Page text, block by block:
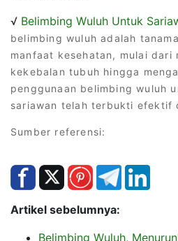
√ Belimbing Wuluh Untuk
belimbing wuluh adalah
manfaat kesehatan, mulai dari
kekebalan tubuh hingga
penggunaan belimbing wuluh
sariawan telah terbukti efektif
Sumber referensi:
Artikel sebelumnya:
Belimbing Wuluh,